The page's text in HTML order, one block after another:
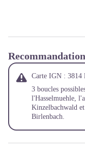
Carte IGN : 3814
3 boucles
l'Hasselmuehle,
Kinzelbachwald
Birlenbach.